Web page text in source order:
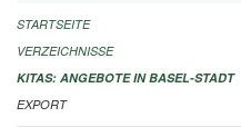
ALLGEMEINE INFORMATIONEN
IMPRESSUM
STARTSEITE
VERZEICHNISSE
KITAS: ANGEBOTE IN BASEL-STADT
EXPORT